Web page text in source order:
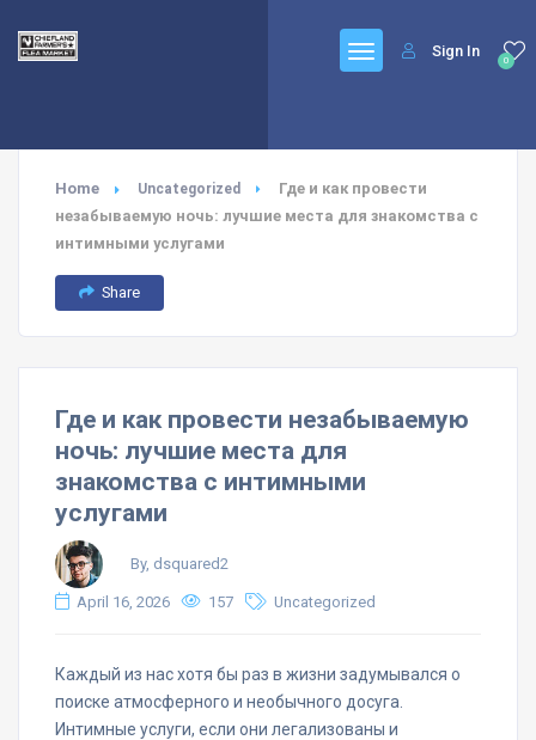
0
Sign In
Home Uncategorized
Где и как провести
незабываемую ночь: лучшие места для знакомства с
интимными услугами
Share
Где и как провести незабываемую
ночь: лучшие места для
знакомства с интимными
услугами
By, dsquared2
April 16, 2026 157 Uncategorized
Каждый из нас хотя бы раз в жизни задумывался о
поиске атмосферного и необычного досуга.
Интимные услуги, если они легализованы и